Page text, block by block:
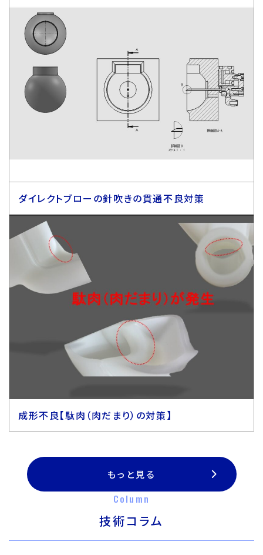
ダイレクトブローの針吹きの貫通不良対策
成形不良【駄肉（肉だまり）の対策】
もっと見る
Column
技術コラム